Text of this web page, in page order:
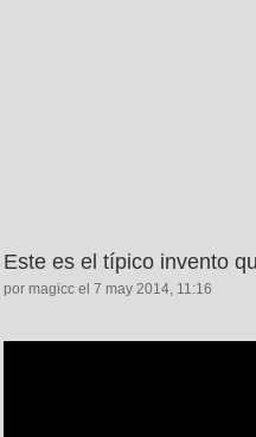
Este es el típico invento
por magicc el 7 may 2014, 11:16